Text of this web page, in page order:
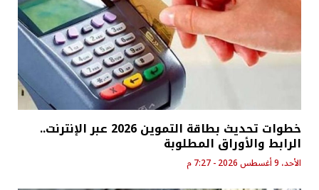
خطوات تحديث بطاقة التموين 2026 عبر الإنترنت..
الرابط والأوراق المطلوبة
الأحد، 9 أغسطس 2026 - 7:27 م